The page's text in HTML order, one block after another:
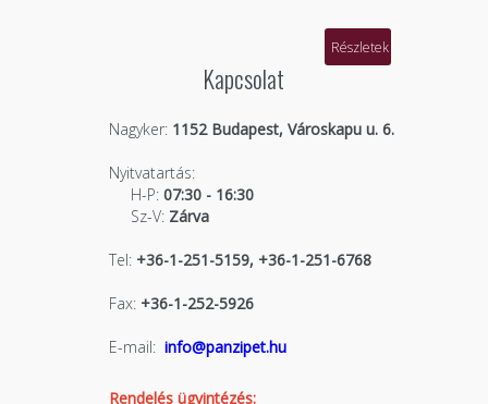
Részletek
Kapcsolat
Nagyker:1152 Budapest, Városkapu u. 6.
Nyitvatartás:
H-P:07:30 - 16:30
Sz-V:Zárva
Tel:+36-1-251-5159, +36-1-251-6768
Fax:+36-1-252-5926
E-mail: info@panzipet.hu
Rendelés ügyintézés: